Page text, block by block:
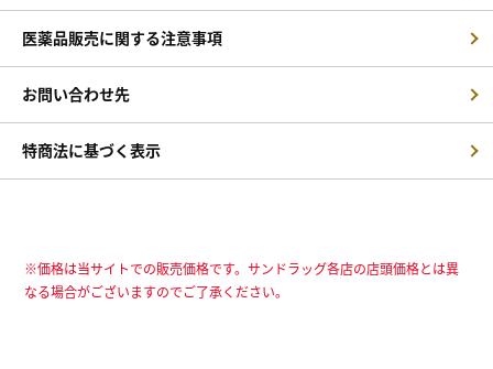
医薬品販売に関する注意事項
お問い合わせ先
特商法に基づく表示
※価格は当サイトでの販売価格です。サンドラッグ各店の店頭価格とは異
なる場合がございますのでご了承ください。